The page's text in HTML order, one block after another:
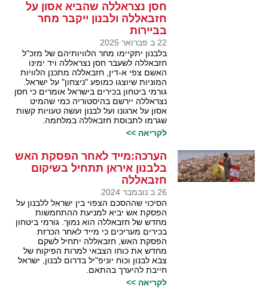
חסן נצראללה שהביא אסון על
חזבאללה ולבנון ייקבר מחר
בביירות
22 ב פברואר 2025
בלבנון יתקיימו מחר הלוויותיהם של מזכ"ל
חזבאללה לשעבר חסן נצראללה ויד ימינו
האשם צפי א-דין, חזבאללה מתכנן הלוויות
המוניות שיוצגו כמופע "ניצחון" על ישראל.
גורמי ביטחון בכירים בישראל אומרים כי חסן
נצראללה יירשם בהיסטוריה כמי שהמיט
אסון על ארגונו ועל לבנון ועשה טעויות קשות
שגרמו לתבוסת חזבאללה במלחמה.
לקריאה >>
הערכה:מייד לאחר הפסקת האש
בלבנון איראן תתחיל בשיקום
חזבאללה
26 ב נובמבר 2024
הסיכוי שההסכם הצפוי בין ישראל ללבנון על
הפסקת אש יביא למניעת ההתחמשות
מחדש של חזבאללה הוא נמוך. גורמי ביטחון
בכירים מעריכים כי מייד לאחר הכרזת
הפסקת האש, חזבאללה יתחיל לשקם
מחדש את כוחו הצבאי למרות הפיקוח של
צבא לבנון וכוח יוניפ"יל בדרום לבנון, ישראל
חייבת להיערך בהתאם.
לקריאה >>